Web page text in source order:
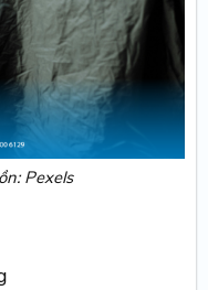
Pexels